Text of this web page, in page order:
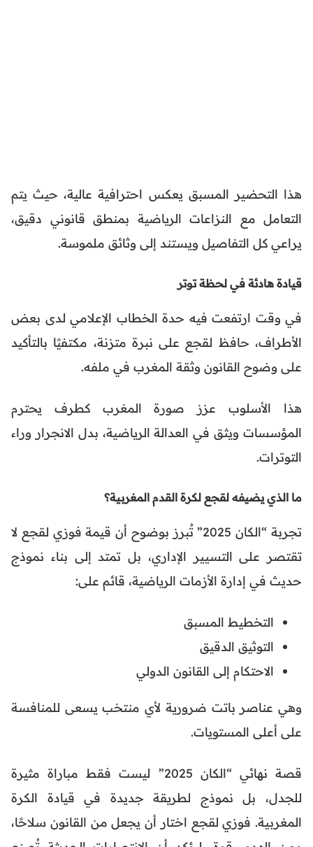
هذا التحضير المسبق يعكس احترافية عالية، حيث يتم
التعامل مع النزاعات الرياضية بمنطق قانوني دقيق،
يراعي كل التفاصيل ويستند إلى وثائق ملموسة.
قيادة هادئة في لحظة توتر
في وقت ارتفعت فيه حدة الخطاب الإعلامي لدى بعض
الأطراف، حافظ لقجع على نبرة متزنة، مكتفيًا بالتأكيد
على وضوح القانون وثقة المغرب في ملفه.
هذا الأسلوب عزز صورة المغرب كطرف يحترم
المؤسسات ويثق في العدالة الرياضية، بدل الانجرار وراء
التوترات.
ما الذي يضيفه لقجع لكرة القدم المغربية؟
تجربة “الكان 2025” تُبرز بوضوح أن قيمة فوزي لقجع لا
تقتصر على التسيير الإداري، بل تمتد إلى بناء نموذج
حديث في إدارة الأزمات الرياضية، قائم على:
التخطيط المسبق
التوثيق الدقيق
الاحتكام إلى القانون الدولي
وهي عناصر باتت ضرورية لأي منتخب يسعى للمنافسة
على أعلى المستويات.
قصة نهائي “الكان 2025” ليست فقط مباراة مثيرة
للجدل، بل نموذج لطريقة جديدة في قيادة الكرة
المغربية. فوزي لقجع اختار أن يجعل من القانون سلاحًا،